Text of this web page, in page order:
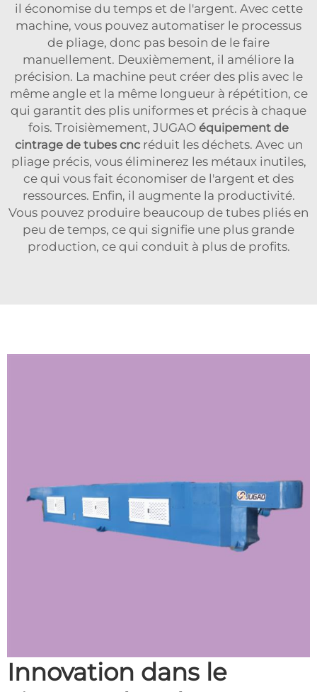
il économise du temps et de l'argent. Avec cette
machine, vous pouvez automatiser le processus
de pliage, donc pas besoin de le faire
manuellement. Deuxièmement, il améliore la
précision. La machine peut créer des plis avec le
même angle et la même longueur à répétition, ce
qui garantit des plis uniformes et précis à chaque
fois. Troisièmement, JUGAO équipement de
cintrage de tubes cnc réduit les déchets. Avec un
pliage précis, vous éliminerez les métaux inutiles,
ce qui vous fait économiser de l'argent et des
ressources. Enfin, il augmente la productivité.
Vous pouvez produire beaucoup de tubes pliés en
peu de temps, ce qui signifie une plus grande
production, ce qui conduit à plus de profits.
Innovation dans le